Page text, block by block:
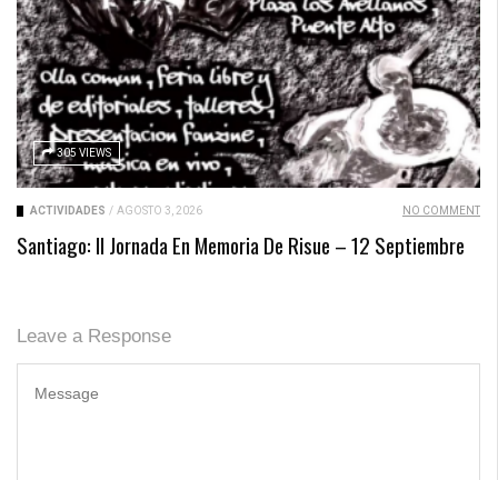
305 VIEWS
ACTIVIDADES / AGOSTO 3, 2026 NO COMMENT
Santiago: II Jornada En Memoria De Risue – 12 Septiembre
Leave a Response